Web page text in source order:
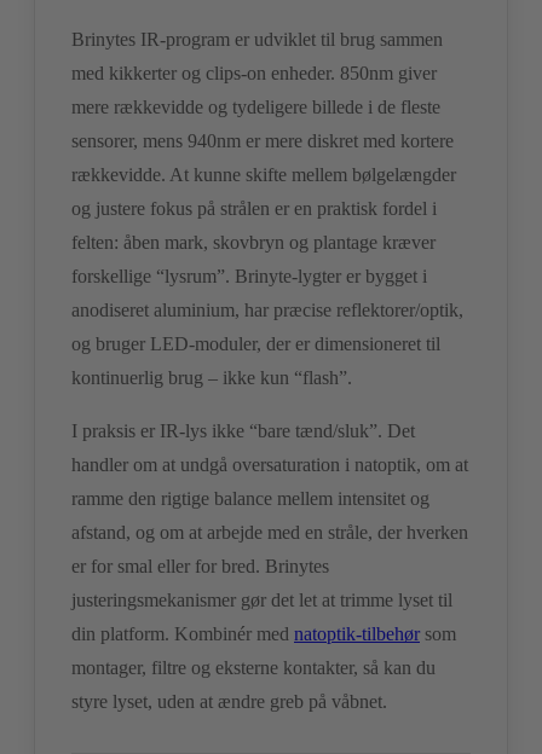
Brinytes IR-program er udviklet til brug sammen
med kikkerter og clips-on enheder. 850nm giver
mere rækkevidde og tydeligere billede i de fleste
sensorer, mens 940nm er mere diskret med kortere
rækkevidde. At kunne skifte mellem bølgelængder
og justere fokus på strålen er en praktisk fordel i
felten: åben mark, skovbryn og plantage kræver
forskellige “lysrum”. Brinyte-lygter er bygget i
anodiseret aluminium, har præcise reflektorer/optik,
og bruger LED-moduler, der er dimensioneret til
kontinuerlig brug – ikke kun “flash”.
I praksis er IR-lys ikke “bare tænd/sluk”. Det
handler om at undgå oversaturation i natoptik, om at
ramme den rigtige balance mellem intensitet og
afstand, og om at arbejde med en stråle, der hverken
er for smal eller for bred. Brinytes
justeringsmekanismer gør det let at trimme lyset til
din platform. Kombinér med natoptik-tilbehør som
montager, filtre og eksterne kontakter, så kan du
styre lyset, uden at ændre greb på våbnet.